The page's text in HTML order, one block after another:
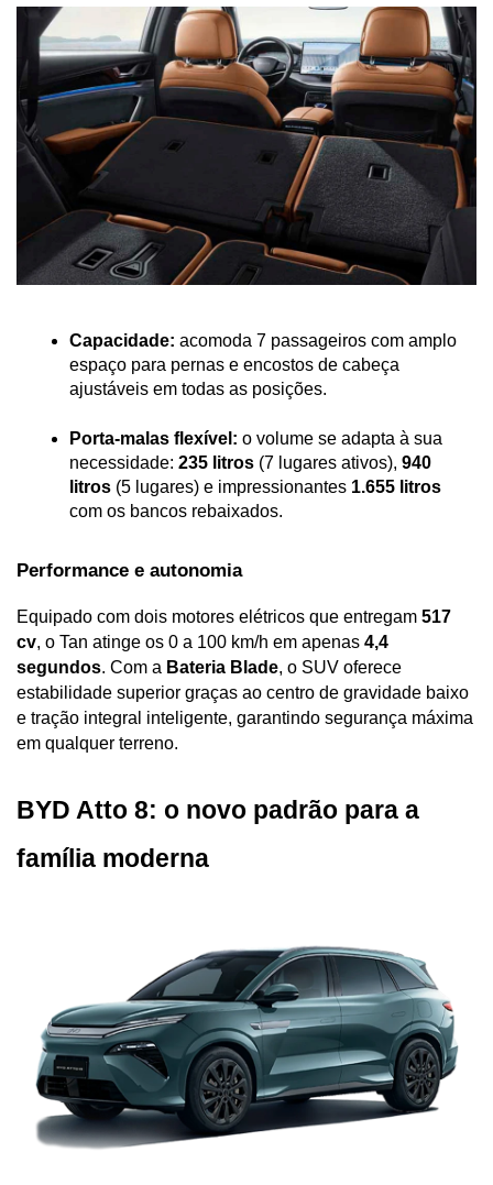
Capacidade: acomoda 7 passageiros com amplo
espaço para pernas e encostos de cabeça
ajustáveis em todas as posições.
Porta-malas flexível: o volume se adapta à sua
necessidade: 235 litros (7 lugares ativos), 940
litros (5 lugares) e impressionantes 1.655 litros
com os bancos rebaixados.
Performance e autonomia
Equipado com dois motores elétricos que entregam 517
cv, o Tan atinge os 0 a 100 km/h em apenas 4,4
segundos. Com a Bateria Blade, o SUV oferece
estabilidade superior graças ao centro de gravidade baixo
e tração integral inteligente, garantindo segurança máxima
em qualquer terreno.
BYD Atto 8: o novo padrão para a
família moderna